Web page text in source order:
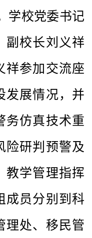
学校党委书记
副校长刘义祥
祥参加交流座
发展情况，并
务仿真技术重
险研判预警及
教学管理指挥
成员分别到科
理处、移民管